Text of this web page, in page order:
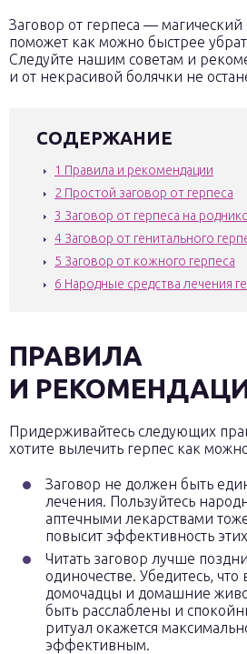
Заговор от герпеса —
поможет как можно быстрее
Следуйте нашим советам и
и от некрасивой болячки не
СОДЕРЖАНИЕ
1 Правила и рекомендации
2 Простой заговор от герпеса
3 Заговор от герпеса на
4 Заговор от генитального
5 Заговор от кожного герпеса
6 Народные средства лечения
ПРАВИЛА
И
Придерживайтесь следующих
хотите вылечить герпес как
Заговор не должен быть
лечения. Пользуйтесь
аптечными лекарствами
повысит эффективность
Читать заговор лучше
одиночестве. Убедитесь,
домочадцы и домашние
быть расслаблены и
ритуал окажется
эффективным.